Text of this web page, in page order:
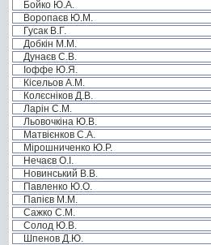
Бойко Ю.А.
Воропаєв Ю.М.
Гусак В.Г.
Добкін М.М.
Дунаєв С.В.
Іоффе Ю.Я.
Кісельов А.М.
Колєсніков Д.В.
Ларін С.М.
Льовочкіна Ю.В.
Матвієнков С.А.
Мірошниченко Ю.Р.
Нечаєв О.І.
Новинський В.В.
Павленко Ю.О.
Папієв М.М.
Сажко С.М.
Солод Ю.В.
Шпенов Д.Ю.